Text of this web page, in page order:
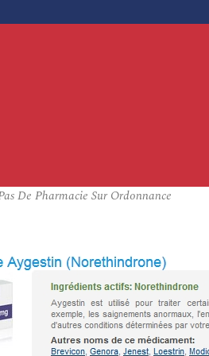
De Pharmacie Sur Ordonnance